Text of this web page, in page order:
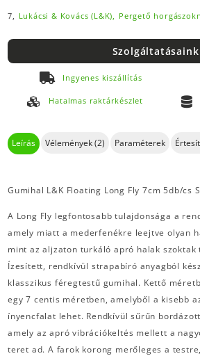
7, Lukácsi & Kovács (L&K), Pergető
Szolgáltatásaink
Ingyenes kiszállítás
Hatalmas raktárkészlet
Leírás Vélemények (2) Paraméterek
Gumihal L&K Floating Long Fly 7cm 5db/cs
A Long Fly legfontosabb tulajdonsága a
amely miatt a mederfenékre leejtve olyan
mint az aljzaton turkáló apró halak szoktak
Ízesített, rendkívül strapabíró anyagból
klasszikus féregtestű gumihal. Kettő
egy 7 centis méretben, amelyből a kisebb
ínyencfalat lehet. Rendkívül sűrűn
amely az apró vibrációkeltés mellett a
teret ad. A farok korong merőleges a